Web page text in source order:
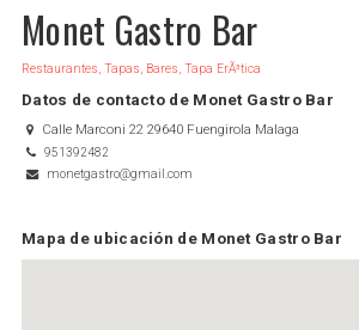
Monet Gastro Bar
Restaurantes, Tapas, Bares, Tapa ErÃ³tica
Datos de contacto de Monet Gastro Bar
Calle Marconi 22 29640 Fuengirola Malaga
951392482
monetgastro@gmail.com
Mapa de ubicación de Monet Gastro Bar